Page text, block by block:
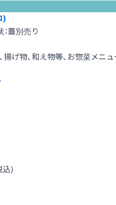
)
蓋別売り
物、和え物等、お惣菜メニ
込)